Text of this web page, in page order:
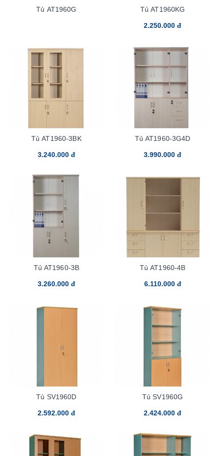
Tủ AT1960G Tủ AT1960KG
2.250.000 đ
Tủ AT1960-3BK
3.240.000 đ
Tủ AT1960-3G4D
3.990.000 đ
Tủ AT1960-3B
3.260.000 đ
Tủ AT1960-4B
6.110.000 đ
Tủ SV1960D
2.592.000 đ
Tủ SV1960G
2.424.000 đ